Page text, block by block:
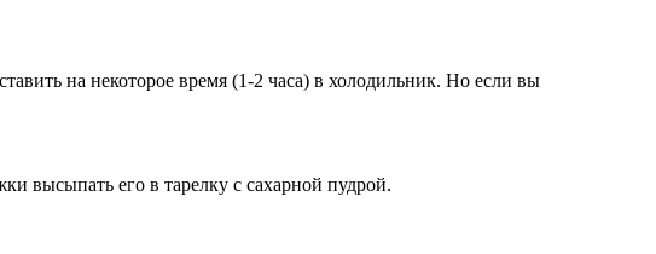
на некоторое время (1-2 часа) в холодильник. Но если вы
высыпать его в тарелку с сахарной пудрой.